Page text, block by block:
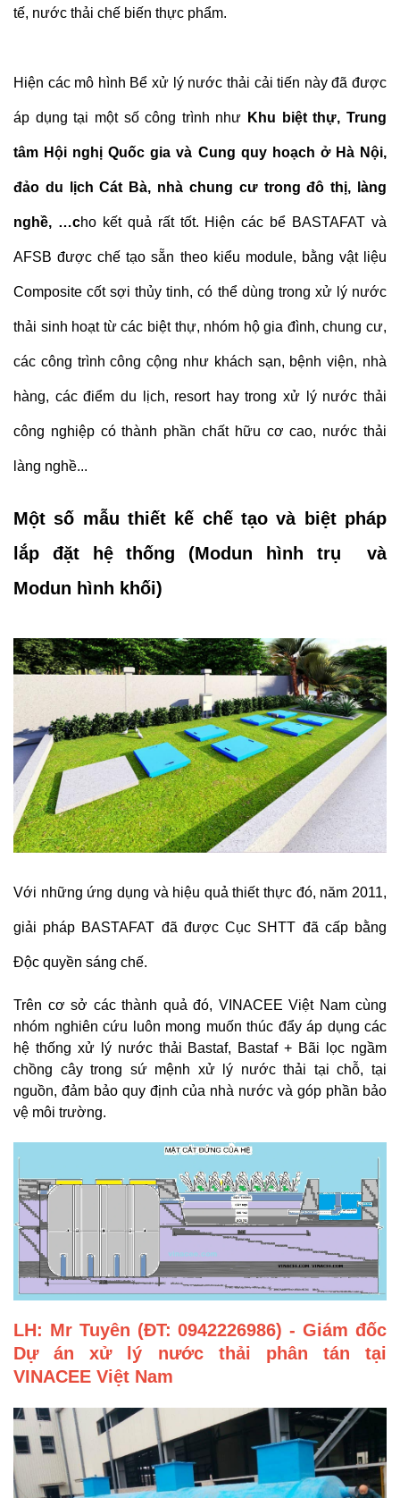
tế, nước thải chế biến thực phẩm.
Hiện các mô hình Bể xử lý nước thải cải tiến này đã được
áp dụng tại một số công trình như Khu biệt thự, Trung
tâm Hội nghị Quốc gia và Cung quy hoạch ở Hà Nội,
đảo du lịch Cát Bà, nhà chung cư trong đô thị, làng
nghề, …cho kết quả rất tốt. Hiện các bể BASTAFAT và
AFSB được chế tạo sẵn theo kiểu module, bằng vật liệu
Composite cốt sợi thủy tinh, có thể dùng trong xử lý nước
thải sinh hoạt từ các biệt thự, nhóm hộ gia đình, chung cư,
các công trình công cộng như khách sạn, bệnh viện, nhà
hàng, các điểm du lịch, resort hay trong xử lý nước thải
công nghiệp có thành phần chất hữu cơ cao, nước thải
làng nghề...
Một số mẫu thiết kế chế tạo và biệt pháp
lắp đặt hệ thống (Modun hình trụ và
Modun hình khối)
Với những ứng dụng và hiệu quả thiết thực đó, năm 2011,
giải pháp BASTAFAT đã được Cục SHTT đã cấp bằng
Độc quyền sáng chế.
Trên cơ sở các thành quả đó, VINACEE Việt Nam cùng
nhóm nghiên cứu luôn mong muốn thúc đẩy áp dụng các
hệ thống xử lý nước thải Bastaf, Bastaf + Bãi lọc ngầm
chồng cây trong sứ mệnh xử lý nước thải tại chỗ, tại
nguồn, đảm bảo quy định của nhà nước và góp phần bảo
vệ môi trường.
LH: Mr Tuyên (ĐT: 0942226986) - Giám đốc
Dự án xử lý nước thải phân tán tại
VINACEE Việt Nam